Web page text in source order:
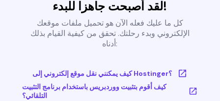
لقد أصبحت جاهزا للبدء!
كل ما عليك فعله الآن هو تحميل ملفات موقعك
الإلكتروني وبدء رحلتك. تحقق من كيفية القيام بذلك
أدناه:
كيف يمكنني نقل موقع إلكتروني إلى Hostinger؟
كيف أقوم بتثبيت ووردبريس باستخدام برنامج التثبيت
التلقائي؟